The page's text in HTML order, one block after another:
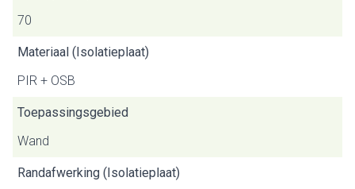
70
Materiaal (Isolatieplaat)
PIR + OSB
Toepassingsgebied
Wand
Randafwerking (Isolatieplaat)